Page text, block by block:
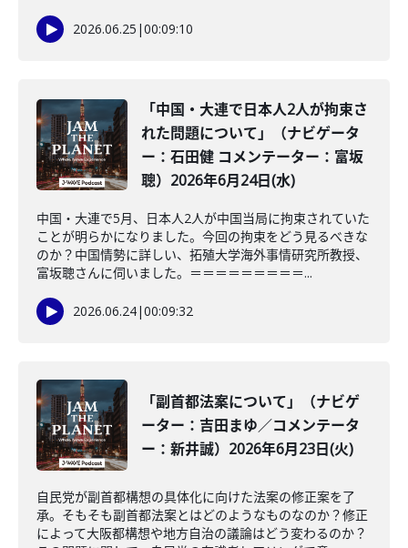
2026.06.25 |00:09:10
「中国・大連で日本人2人が拘束さ
れた問題について」（ナビゲータ
ー：石田健 コメンテーター：富坂
聰）2026年6月24日(水)
中国・大連で5月、日本人2人が中国当局に拘束されていた
ことが明らかになりました。今回の拘束をどう見るべきな
のか？中国情勢に詳しい、拓殖大学海外事情研究所教授、
富坂聰さんに伺いました。＝＝＝＝＝＝＝＝＝...
2026.06.24|00:09:32
「副首都法案について」（ナビゲ
ーター：吉田まゆ／コメンテータ
ー：新井誠）2026年6月23日(火)
自民党が副首都構想の具体化に向けた法案の修正案を了
承。そもそも副首都法案とはどのようなものなのか？修正
によって大阪都構想や地方自治の議論はどう変わるのか？